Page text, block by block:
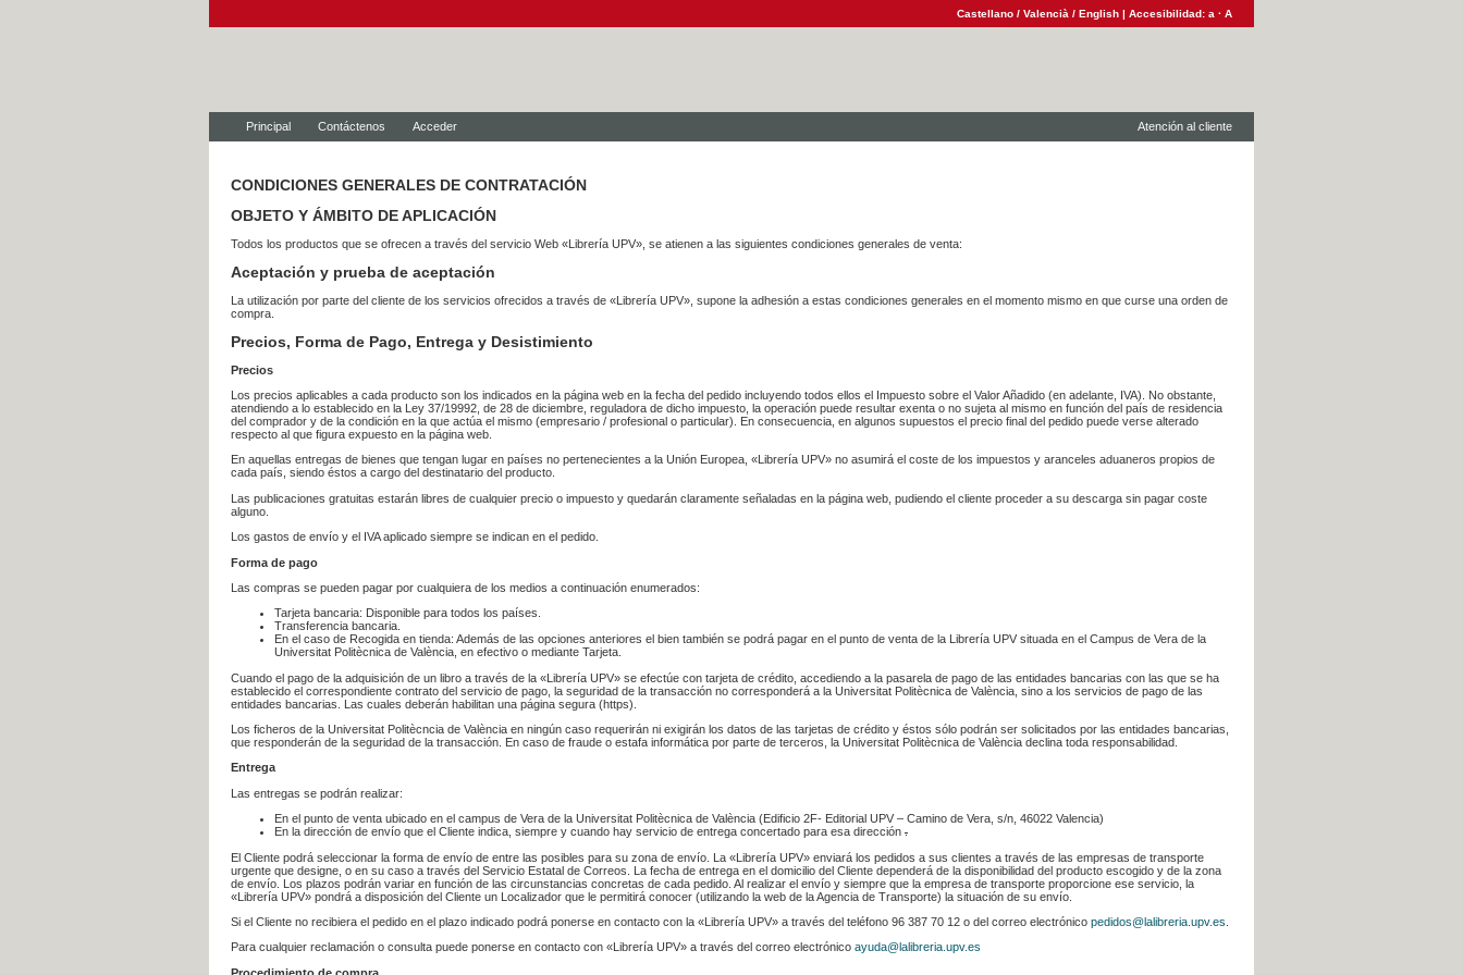
Castellano / Valencià / English | Accesibilidad: a · A
Atención al cliente
Principal Contáctenos Acceder
CONDICIONES GENERALES DE CONTRATACIÓN
OBJETO Y ÁMBITO DE APLICACIÓN
Todos los productos que se ofrecen a través del servicio Web «Librería UPV», se atienen a las siguientes condiciones generales de venta:
Aceptación y prueba de aceptación
La utilización por parte del cliente de los servicios ofrecidos a través de «Librería UPV», supone la adhesión a estas condiciones generales en el momento mismo en que curse una orden de
compra.
Precios, Forma de Pago, Entrega y Desistimiento
Precios
Los precios aplicables a cada producto son los indicados en la página web en la fecha del pedido incluyendo todos ellos el Impuesto sobre el Valor Añadido (en adelante, IVA). No obstante,
atendiendo a lo establecido en la Ley 37/19992, de 28 de diciembre, reguladora de dicho impuesto, la operación puede resultar exenta o no sujeta al mismo en función del país de residencia
del comprador y de la condición en la que actúa el mismo (empresario / profesional o particular). En consecuencia, en algunos supuestos el precio final del pedido puede verse alterado
respecto al que figura expuesto en la página web.
En aquellas entregas de bienes que tengan lugar en países no pertenecientes a la Unión Europea, «Librería UPV» no asumirá el coste de los impuestos y aranceles aduaneros propios de
cada país, siendo éstos a cargo del destinatario del producto.
Las publicaciones gratuitas estarán libres de cualquier precio o impuesto y quedarán claramente señaladas en la página web, pudiendo el cliente proceder a su descarga sin pagar coste
alguno.
Los gastos de envío y el IVA aplicado siempre se indican en el pedido.
Forma de pago
Las compras se pueden pagar por cualquiera de los medios a continuación enumerados:
Tarjeta bancaria: Disponible para todos los países.
Transferencia bancaria.
En el caso de Recogida en tienda: Además de las opciones anteriores el bien también se podrá pagar en el punto de venta de la Librería UPV situada en el Campus de Vera de la
Universitat Politècnica de València, en efectivo o mediante Tarjeta.
Cuando el pago de la adquisición de un libro a través de la «Librería UPV» se efectúe con tarjeta de crédito, accediendo a la pasarela de pago de las entidades bancarias con las que se ha
establecido el correspondiente contrato del servicio de pago, la seguridad de la transacción no corresponderá a la Universitat Politècnica de València, sino a los servicios de pago de las
entidades bancarias. Las cuales deberán habilitan una página segura (https).
Los ficheros de la Universitat Politècncia de València en ningún caso requerirán ni exigirán los datos de las tarjetas de crédito y éstos sólo podrán ser solicitados por las entidades bancarias,
que responderán de la seguridad de la transacción. En caso de fraude o estafa informática por parte de terceros, la Universitat Politècnica de València declina toda responsabilidad.
Entrega
Las entregas se podrán realizar:
En el punto de venta ubicado en el campus de Vera de la Universitat Politècnica de València (Edificio 2F- Editorial UPV – Camino de Vera, s/n, 46022 Valencia)
En la dirección de envío que el Cliente indica, siempre y cuando hay servicio de entrega concertado para esa dirección .
El Cliente podrá seleccionar la forma de envío de entre las posibles para su zona de envío. La «Librería UPV» enviará los pedidos a sus clientes a través de las empresas de transporte
urgente que designe, o en su caso a través del Servicio Estatal de Correos. La fecha de entrega en el domicilio del Cliente dependerá de la disponibilidad del producto escogido y de la zona
de envío. Los plazos podrán variar en función de las circunstancias concretas de cada pedido. Al realizar el envío y siempre que la empresa de transporte proporcione ese servicio, la
«Librería UPV» pondrá a disposición del Cliente un Localizador que le permitirá conocer (utilizando la web de la Agencia de Transporte) la situación de su envío.
Si el Cliente no recibiera el pedido en el plazo indicado podrá ponerse en contacto con la «Librería UPV» a través del teléfono 96 387 70 12 o del correo electrónico pedidos@lalibreria.upv.es
Para cualquier reclamación o consulta puede ponerse en contacto con «Librería UPV» a través del correo electrónico ayuda@lalibreria.upv.es